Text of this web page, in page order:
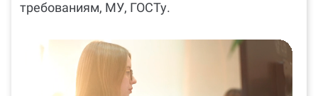
требованиям, МУ, ГОСТу.